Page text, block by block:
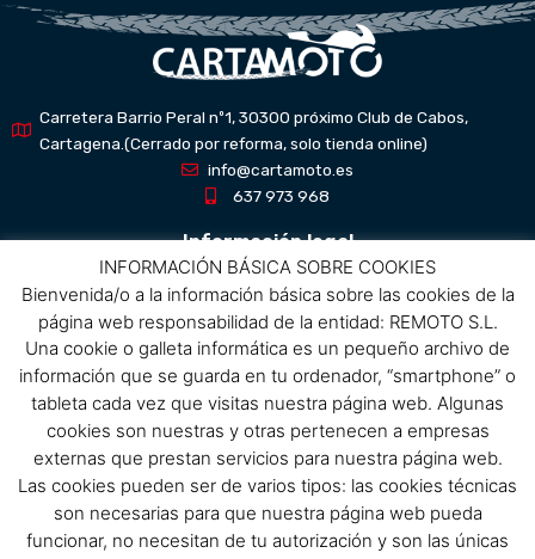
Carretera Barrio Peral nº1, 30300 próximo Club de Cabos,
Cartagena.(Cerrado por reforma, solo tienda online)
info@cartamoto.es
637 973 968
Información legal
Aviso Legal
Política de privacidad
Política de protección de datos
Política de cookies
Condiciones de compra
Menú
Menu
INFORMACIÓN BÁSICA SOBRE COOKIES
Bienvenida/o a la información básica sobre las cookies de la
página web responsabilidad de la entidad: REMOTO S.L.
Una cookie o galleta informática es un pequeño archivo de
información que se guarda en tu ordenador, “smartphone” o
tableta cada vez que visitas nuestra página web. Algunas
cookies son nuestras y otras pertenecen a empresas
externas que prestan servicios para nuestra página web.
Las cookies pueden ser de varios tipos: las cookies técnicas
son necesarias para que nuestra página web pueda
funcionar, no necesitan de tu autorización y son las únicas